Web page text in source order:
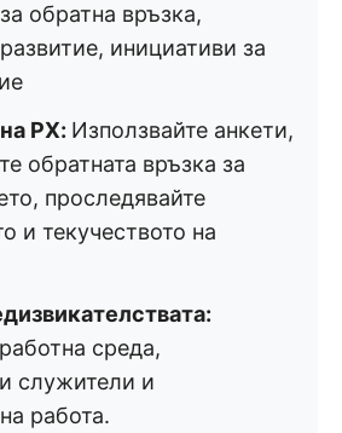
обратна връзка,
инициативи за
PX: Използвайте анкети,
обратната връзка за
проследявайте
и текучеството на
среда,
служители и
работа.